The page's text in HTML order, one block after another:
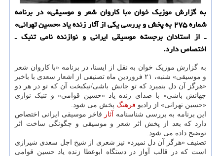
به گزارش موزیک خوان «با کاروان شعر و موسیقی» در برنامه
شماره ۲۷۵ به پخش و بررسی یکی از آثار زنده یاد «حسین تهرانی»
ـ از استادان برجسته موسیقی ایرانی و نوازنده نامی تنبک ـ
اختصاص دارد.
به گزارش موزیک خوان به نقل از ایسنا، در برنامه «با کاروان شعر
و موسیقی» شنبه، ۲۱ فروردین ماه تصنیفی از اشعار سعدی با باخبر
«هرگز آن دل بنمیرد که تو جانش باشی/نیکبخت آن که تو در هر دو
جهانش باشی» با صدای زنده یاد «حسین قوامی» و تنبک نوازی
«حسین تهرانی» از رادیو فرهنگ پخش می شود.
این برنامه به بررسی شناسنامه آثار فاخر موسیقی ایرانی اختصاص
دارد که بعد از پخش اثر شعر و موسیقی و چگونگی ساخت اثر
توضیح داده می شود.
تصنیف «هرگز آن دل نمیرد» نیز شعری از شیخ اجل سعدی شیرازی
است که در قالب آواز در دستگاه ابوعطا زنده یاد حسین قوامی